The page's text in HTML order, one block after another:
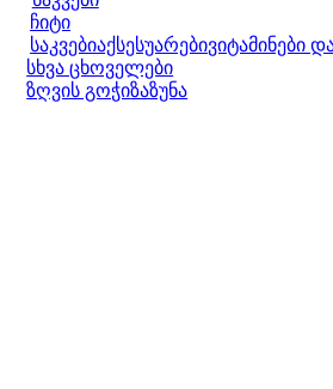
ჩიტი
საკვებიაქსესუარებივიტამინები
სხვა ცხოველები
ზღვის გოჭიზაზუნა